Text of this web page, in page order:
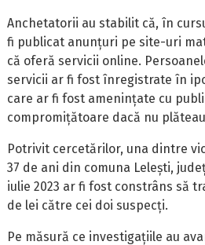
Anchetatorii au stabilit că, în
fi publicat anunțuri pe site-uri
că oferă servicii online.
servicii ar fi fost înregistrate în
care ar fi fost amenințate cu
compromițătoare dacă nu
Potrivit cercetărilor, una dintre
37 de ani din comuna Lelești,
iulie 2023 ar fi fost constrâns să
de lei către cei doi suspecți.
Pe măsură ce investigațiile au